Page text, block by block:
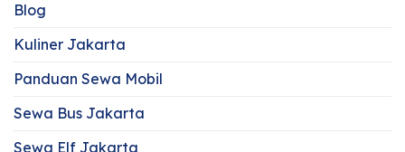
Blog
Kuliner Jakarta
Panduan Sewa Mobil
Sewa Bus Jakarta
Sewa Elf Jakarta